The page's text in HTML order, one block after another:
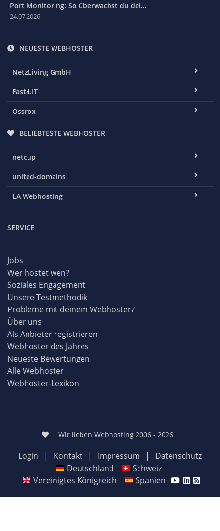
Port Monitoring: So überwachst du dei...
24.07.2026
NEUESTE WEBHOSTER
NetzLiving GmbH
Fast4.IT
Ossrox
BELIEBTESTE WEBHOSTER
netcup
united-domains
LA Webhosting
SERVICE
Jobs
Wer hostet wen?
Soziales Engagement
Unsere Testmethodik
Probleme mit deinem Webhoster?
Über uns
Als Anbieter registrieren
Webhoster des Jahres
Neueste Bewertungen
Alle Webhoster
Webhoster-Lexikon
Wir lieben Webhosting 2006 - 2026
Login | Kontakt | Impressum |
Datenschutz
Deutschland
Schweiz
Vereinigtes Königreich
Spanien